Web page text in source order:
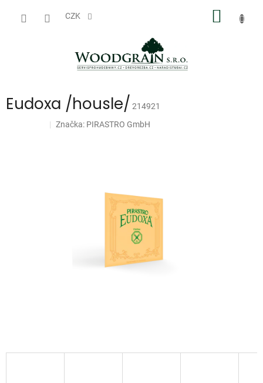
CZK
Eudoxa /housle/ 214921
Značka: PIRASTRO GmbH